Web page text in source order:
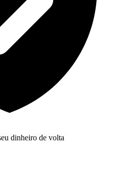
dinheiro de volta